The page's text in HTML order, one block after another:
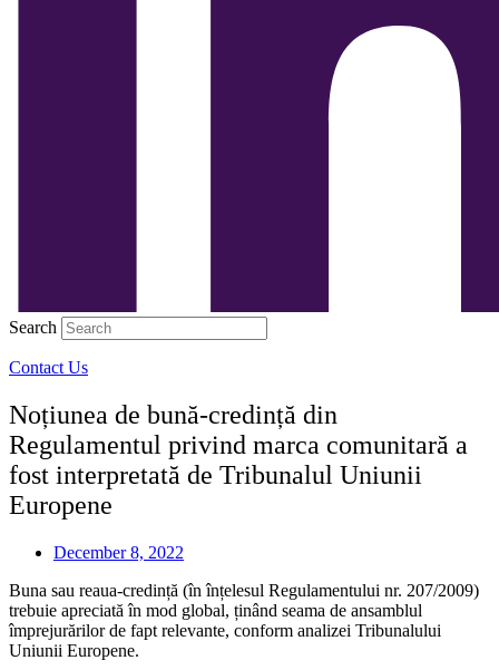
Search
Contact Us
Noțiunea de bună-credință din
Regulamentul privind marca comunitară a
fost interpretată de Tribunalul Uniunii
Europene
December 8, 2022
Buna sau reaua-credință (în înțelesul Regulamentului nr. 207/2009)
trebuie apreciată în mod global, ținând seama de ansamblul
împrejurărilor de fapt relevante, conform analizei Tribunalului
Uniunii Europene.